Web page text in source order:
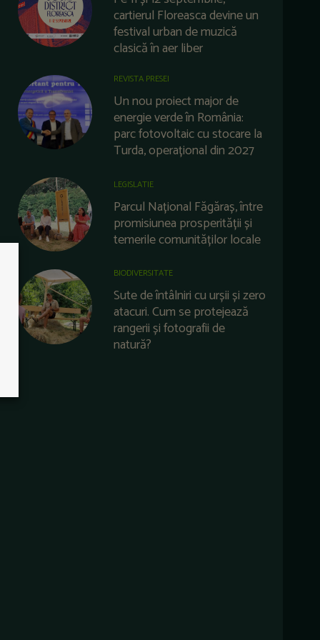
cartierul Floreasca devine un
festival urban de muzică
clasică în aer liber
REVISTA PRESEI
Un nou proiect major de
energie verde în România:
parc fotovoltaic cu stocare la
Turda, operațional din 2027
LEGISLATIE
Parcul Național Făgăraș, între
promisiunea prosperității și
temerile comunităților locale
BIODIVERSITATE
Sute de întâlniri cu urșii și zero
atacuri. Cum se protejează
rangerii și fotografii de
natură?